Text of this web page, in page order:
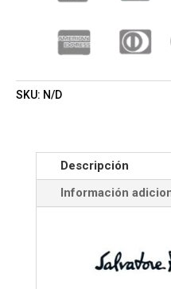
CANTIDAD
SKU: N/D
Descripción
Información